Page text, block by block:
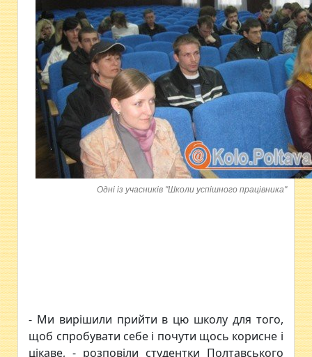
Одні із учасників "Школи успішного працівника"
- Ми вирішили прийти в цю школу для того,
щоб спробувати себе і почути щось корисне і
цікаве, - розповіли студентки Полтавського